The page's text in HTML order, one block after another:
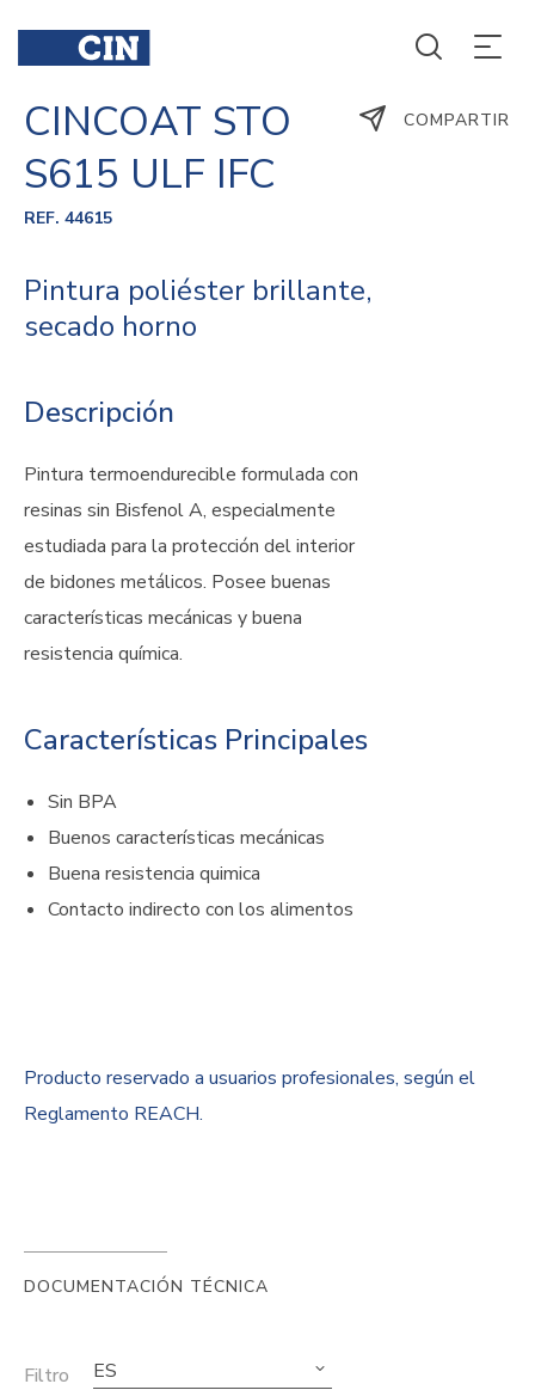
CINCOAT STO
S615 ULF IFC
REF. 44615
Pintura poliéster brillante,
secado horno
Descripción
Pintura termoendurecible formulada con
resinas sin Bisfenol A, especialmente
estudiada para la protección del interior
de bidones metálicos. Posee buenas
características mecánicas y buena
resistencia química.
Características Principales
Sin BPA
Buenos características mecánicas
Buena resistencia quimica
Contacto indirecto con los alimentos
COMPARTIR
Producto reservado a usuarios profesionales, según el
Reglamento REACH.
DOCUMENTACIÓN TÉCNICA
Filtro ES